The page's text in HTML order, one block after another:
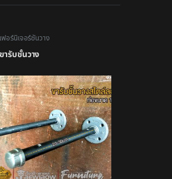
เฟอร์นิเจอร์ชั้นวาง
ขารับชั้นวาง